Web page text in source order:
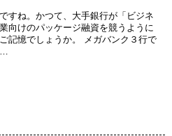
すね。かつて、大手銀行が「ビジネ
向けのパッケージ融資を競うように
記憶でしょうか。 メガバンク３行で
…